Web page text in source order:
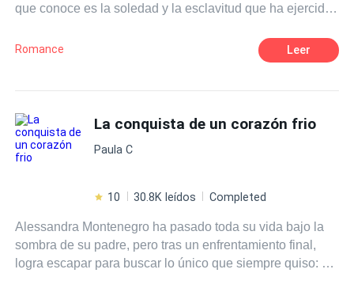
que conoce es la soledad y la esclavitud que ha ejercido
averno. Pero cuando ya no le ve sentido a su existencia,
cuando ya se le agotan las esperanzas, decide rendirse
contradecir a esos seres crueles que lo mantienen
prisionero, termina siendo sometido a grandes torturas
infernales, que lo dejan moribundo. Creyendo que ese
así, terminará de una vez su calvario. Pero lo que él no
otro camino, en el cual aparecería una chica tan fuerte
como sus convicciones, que haría hasta lo imposible por
salvarlo.
Romance Leer
La conquista de un corazón frio
Paula C
10 30.8K leídos Completed
Alessandra Montenegro ha pasado toda su vida bajo la
sombra de su padre, pero tras un enfrentamiento final,
logra escapar para buscar lo único que siempre quiso: a